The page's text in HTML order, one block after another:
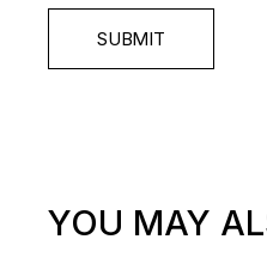
SUBMIT
YOU MAY